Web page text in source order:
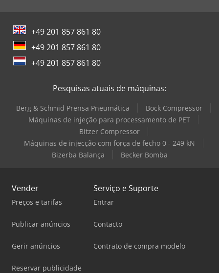
+49 201 857 861 80
+49 201 857 861 80
+49 201 857 861 80
Pesquisas atuais de máquinas:
Berg & Schmid Prensa Pneumática
Bock Compressor
Máquinas de injeção para processamento de PET
Bitzer Compressor
Máquinas de injecção com força de fecho 0 - 249 kN
Bizerba Balança
Becker Bomba
Vender
Preços e tarifas
Publicar anúncios
Gerir anúncios
Reservar publicidade
Serviço e Suporte
Entrar
Contacto
Contrato de compra modelo